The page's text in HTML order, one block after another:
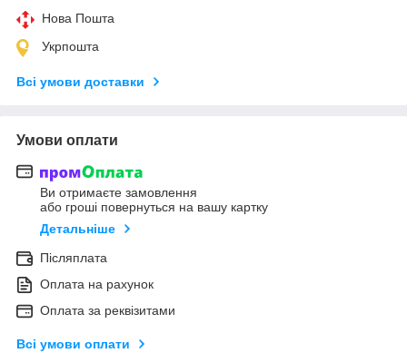
Нова Пошта
Укрпошта
Всі умови доставки
Умови оплати
Ви отримаєте замовлення
або гроші повернуться на вашу картку
Детальніше
Післяплата
Оплата на рахунок
Оплата за реквізитами
Всі умови оплати